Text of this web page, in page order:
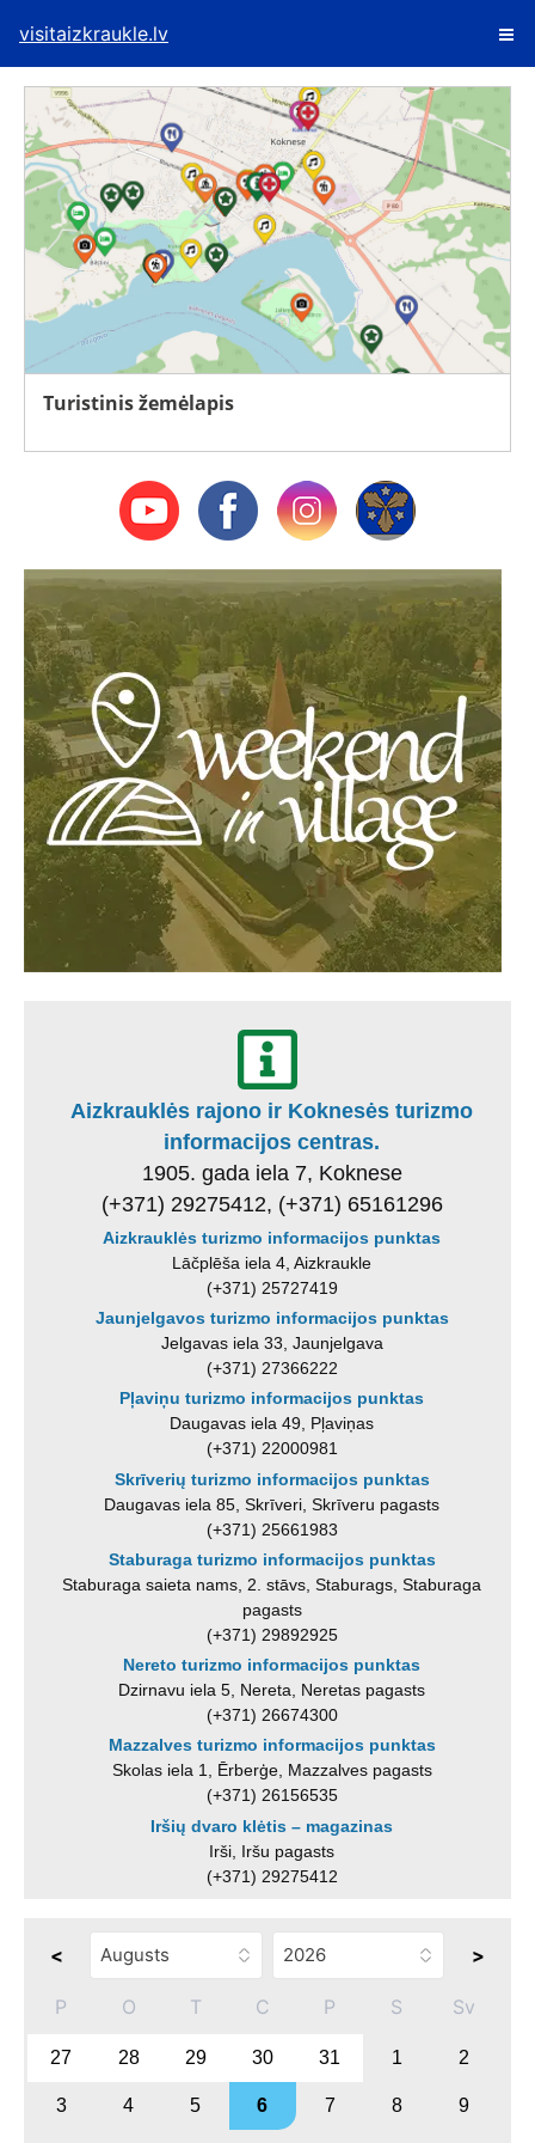
visitaizkraukle.lv
Turistinis žemėlapis
Aizkrauklės rajono ir Koknesės turizmo
informacijos centras.
1905. gada iela 7, Koknese
(+371) 29275412, (+371) 65161296
Aizkrauklės turizmo informacijos punktas
Lāčplēša iela 4, Aizkraukle
(+371) 25727419
Jaunjelgavos turizmo informacijos punktas
Jelgavas iela 33, Jaunjelgava
(+371) 27366222
Pļaviņu turizmo informacijos punktas
Daugavas iela 49, Pļaviņas
(+371) 22000981
Skrīverių turizmo informacijos punktas
Daugavas iela 85, Skrīveri, Skrīveru pagasts
(+371) 25661983
Staburaga turizmo informacijos punktas
Staburaga saieta nams, 2. stāvs, Staburags, Staburaga
pagasts
(+371) 29892925
Nereto turizmo informacijos punktas
Dzirnavu iela 5, Nereta, Neretas pagasts
(+371) 26674300
Mazzalves turizmo informacijos punktas
Skolas iela 1, Ērberģe, Mazzalves pagasts
(+371) 26156535
Iršių dvaro klėtis – magazinas
Irši, Iršu pagasts
(+371) 29275412
< >
P O T C P S Sv
27 28 29 30 31 1 2
3 4 5 6 7 8 9